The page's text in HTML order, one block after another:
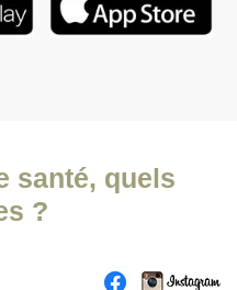
santé, quels
?